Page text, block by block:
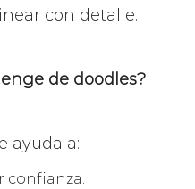
con detalle.
de doodles?
ayuda a:
confianza.